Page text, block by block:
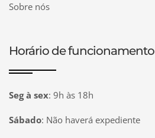
Sobre nós
Horário de funcionamento
Seg à sex: 9h às 18h
Sábado: Não haverá expediente